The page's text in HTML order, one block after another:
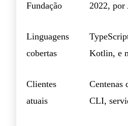
Fundação 2022, por
Linguagens
cobertas
Kotlin, e
Clientes
atuais
Centenas
CLI,